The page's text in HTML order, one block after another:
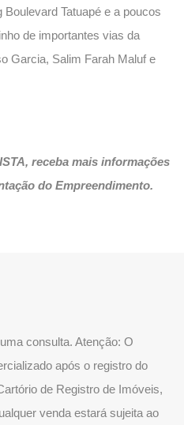
Tatuapé e a poucos
de importantes vias da
Garcia, Salim Farah Maluf e
receba mais informações
do Empreendimento.
consulta. Atenção: O
após o registro do
de Registro de Imóveis,
venda estará sujeita ao